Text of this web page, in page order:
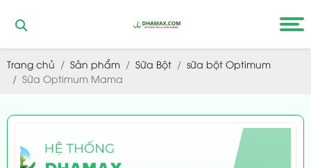
Trang chủ Sản phẩm Sữa Bột
sữa bột Optimum
Sữa Optimum Mama